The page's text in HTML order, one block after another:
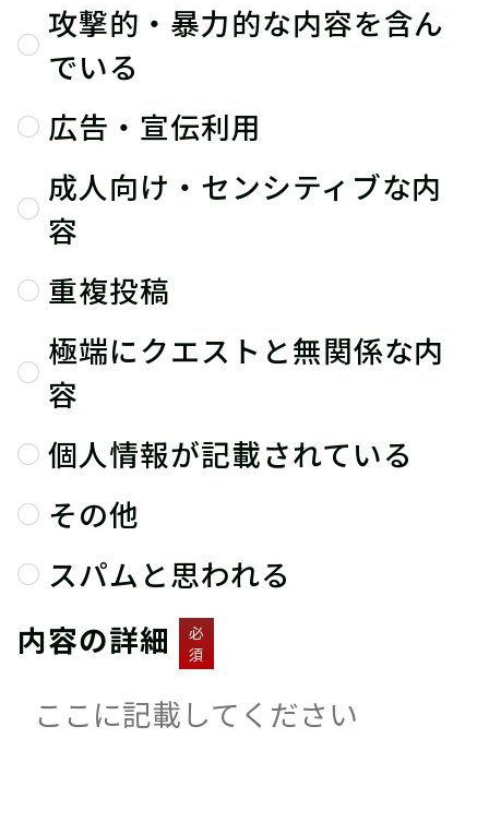
攻撃的・暴力的な内容を含ん
でいる
広告・宣伝利用
成人向け・センシティブな内
容
重複投稿
極端にクエストと無関係な内
容
個人情報が記載されている
その他
スパムと思われる
内容の詳細
必
須